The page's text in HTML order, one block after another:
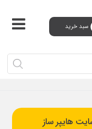
سبد خرید
24 ساعته
هایپر ساز